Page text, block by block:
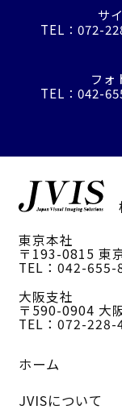
サ
TEL：072-
フォ
TEL：042-
東京本社
〒193-0815 東
TEL：042-655-
大阪支社
〒590-0904 大
TEL：072-228-
ホーム
JVISについて